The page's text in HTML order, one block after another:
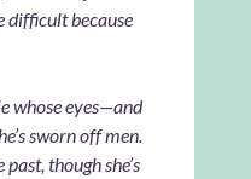
difficult because
whose eyes—and
sworn off men.
though she’s